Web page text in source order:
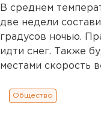
В среднем
две недели
градусов ночью.
идти снег. Также
местами скорость
Общество